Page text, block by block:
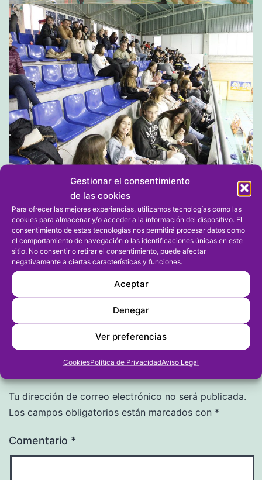
Gestionar el consentimiento
de las cookies
Para ofrecer las mejores experiencias, utilizamos tecnologías como las
cookies para almacenar y/o acceder a la información del dispositivo. El
consentimiento de estas tecnologías nos permitirá procesar datos como
el comportamiento de navegación o las identificaciones únicas en este
sitio. No consentir o retirar el consentimiento, puede afectar
negativamente a ciertas características y funciones.
Aceptar
Denegar
Ver preferencias
CookiesPolítica de PrivacidadAviso Legal
Publicada el04/12/2022
Porfransu768718361
Categorizado como
B. FEM. JÚNIOR
Dejar un comentario
Tu dirección de correo electrónico no será publicada.
Los campos obligatorios están marcados con *
Comentario *